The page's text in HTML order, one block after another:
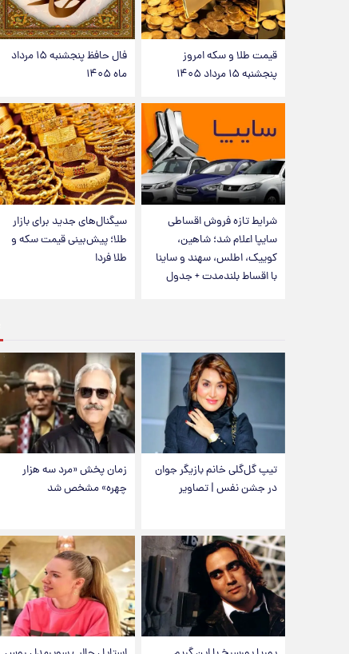
قیمت طلا و سکه امروز
پنجشنبه ۱۵ مرداد ۱۴۰۵
فال حافظ پنجشنبه ۱۵ مرداد
ماه ۱۴۰۵
شرایط تازه فروش اقساطی
سایپا اعلام شد؛ شاهین،
کوییک، اطلس، سهند و ساینا
با اقساط بلندمدت + جدول
سیگنال‌های جدید برای بازار
طلا؛ پیش‌بینی قیمت سکه و
طلا فردا
تیپ گل‌گلی خانم بازیگر جوان
در جشن نفس | تصاویر
زمان پخش «مرد سه هزار
چهره» مشخص شد